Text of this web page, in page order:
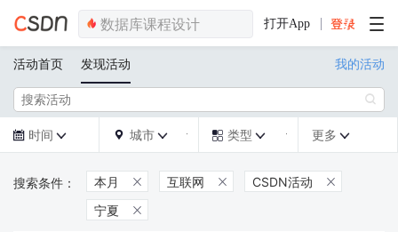
打开App
活动首页 发现活动 我的活动

 时间   城市   类型  更多 
本月  互联网  CSDN活动 
宁夏 